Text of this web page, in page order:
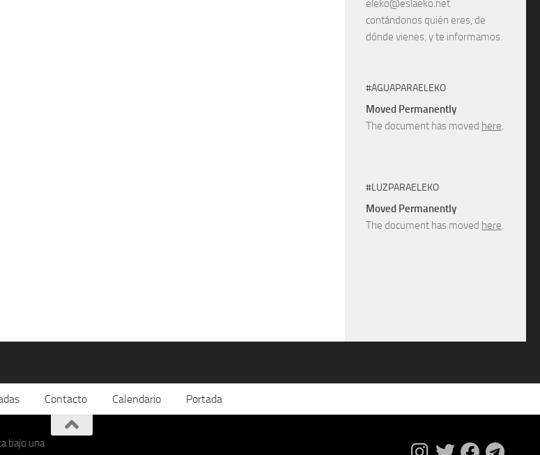
eleko@eslaeko.net
contándonos quién eres, de
dónde vienes, y te informamos.
#AGUAPARAELEKO
Moved Permanently
The document has moved here.
#LUZPARAELEKO
Moved Permanently
The document has moved here.
Contacto Calendario Portada
bajo una